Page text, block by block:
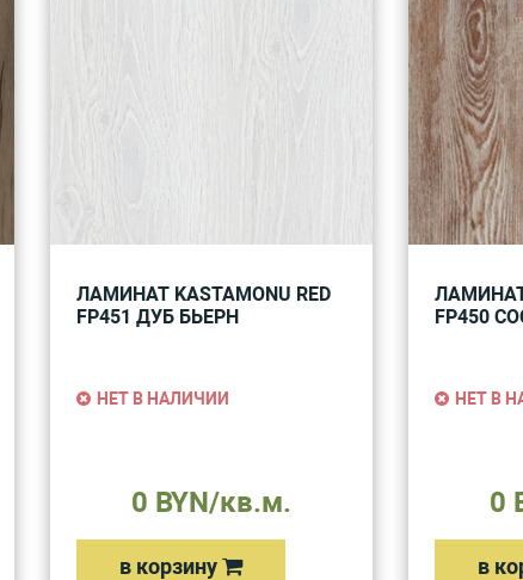
ЛАМИНАТ KASTAMONU RED
FP451 ДУБ БЬЕРН
НЕТ В НАЛИЧИИ
0 BYN/кв.м.
в корзину
ЛАМИНАТ
FP450
НЕТ В
0
в